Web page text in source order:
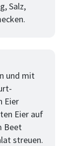
Salz,
und mit
Eier
Eier auf
Beet
streuen.